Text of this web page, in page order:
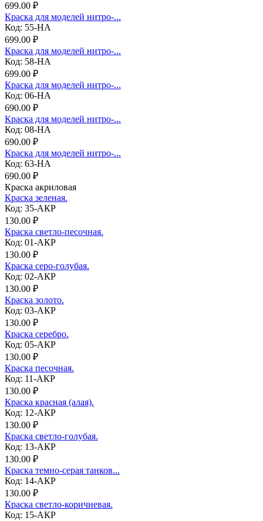
699.00 ₽
Краска для моделей нитро-...
Код: 55-НА
699.00 ₽
Краска для моделей нитро-...
Код: 58-НА
699.00 ₽
Краска для моделей нитро-...
Код: 06-НА
690.00 ₽
Краска для моделей нитро-...
Код: 08-НА
690.00 ₽
Краска для моделей нитро-...
Код: 63-НА
690.00 ₽
Краска акриловая
Краска зеленая.
Код: 35-АКР
130.00 ₽
Краска светло-песочная.
Код: 01-АКР
130.00 ₽
Краска серо-голубая.
Код: 02-АКР
130.00 ₽
Краска золото.
Код: 03-АКР
130.00 ₽
Краска серебро.
Код: 05-АКР
130.00 ₽
Краска песочная.
Код: 11-АКР
130.00 ₽
Краска красная (алая).
Код: 12-АКР
130.00 ₽
Краска светло-голубая.
Код: 13-АКР
130.00 ₽
Краска темно-серая танков...
Код: 14-АКР
130.00 ₽
Краска светло-коричневая.
Код: 15-АКР